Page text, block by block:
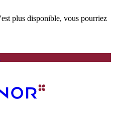
plus disponible, vous pourriez